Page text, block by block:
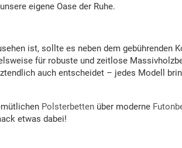
eigene Oase der Ruhe.
ist, sollte es neben dem gebührenden
für robuste und zeitlose
auch entscheidet – jedes Modell
Polsterbetten über moderne
etwas dabei!